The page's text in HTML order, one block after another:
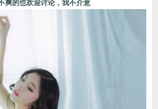
爽的也欢迎讨论，我不介意